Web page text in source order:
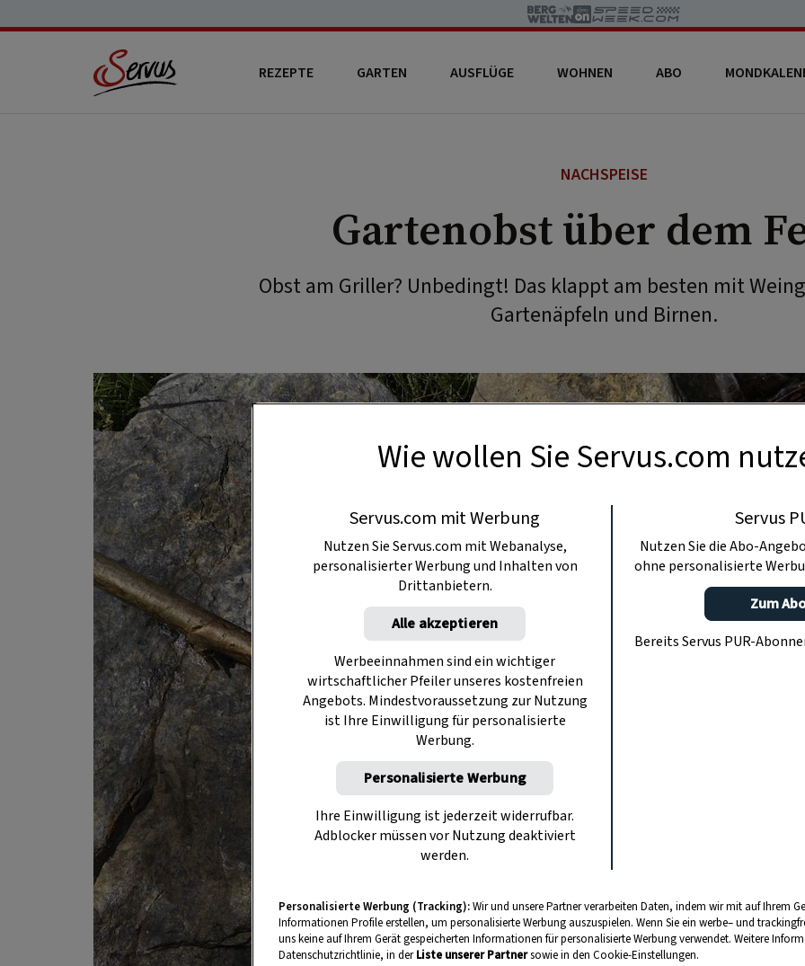
REZEPTE GARTEN AUSFLÜGE WOHNEN ABO
NACHSPEISE
Gartenobst über dem
Obst am Griller? Unbedingt! Das klappt am besten mit
Gartenäpfeln und Birnen.
Wie wollen Sie Servus.com
Servus.com mit Werbung
Nutzen Sie Servus.com mit Webanalyse,
personalisierter Werbung und Inhalten von
Drittanbietern.
Alle akzeptieren
Werbeeinnahmen sind ein wichtiger
wirtschaftlicher Pfeiler unseres kostenfreien
Angebots. Mindestvoraussetzung zur Nutzung
ist Ihre Einwilligung für personalisierte
Werbung.
Personalisierte Werbung
Ihre Einwilligung ist jederzeit widerrufbar.
Adblocker müssen vor Nutzung deaktiviert
werden.
Servus
Nutzen Sie die Abo-
ohne personalisierte
Zum
Bereits Servus PUR-
Personalisierte Werbung (Tracking):Wir und unsere Partner verarbeiten Daten, indem wir mit auf Ihrem
Informationen Profile erstellen, um personalisierte Werbung auszuspielen. Wenn Sie ein werbe– und
uns keine auf Ihrem Gerät gespeicherten Informationen für personalisierte Werbung verwendet. Weitere
Datenschutzrichtlinie, in derListe unserer Partnersowie in den Cookie-Einstellungen.